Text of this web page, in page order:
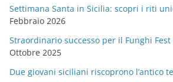
Settimana Santa in Sicilia: scopri i riti
Febbraio 2026
Straordinario successo per il Funghi
Ottobre 2025
Due giovani siciliani riscoprono l’antico